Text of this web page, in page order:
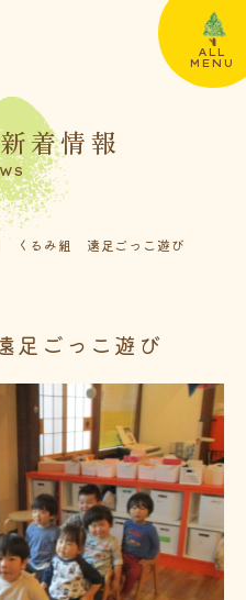
ALL
MENU
着情報
くるみ組 遠足ごっこ遊び
ごっこ遊び